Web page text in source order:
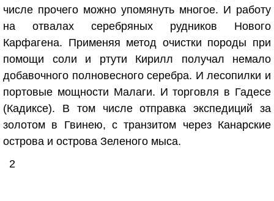
числе прочего можно упомянуть многое. И работу
на отвалах серебряных рудников Нового
Карфагена. Применяя метод очистки породы при
помощи соли и ртути Кирилл получал немало
добавочного полновесного серебра. И лесопилки и
портовые мощности Малаги. И торговля в Гадесе
(Кадиксе). В том числе отправка экспедиций за
золотом в Гвинею, с транзитом через Канарские
острова и острова Зеленого мыса.
2